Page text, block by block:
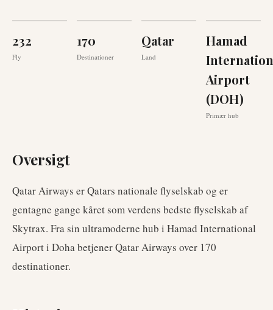
232
Fly
170
Destinationer
Qatar
Land
Hamad
Airport
(DOH)
Primær hub
Oversigt
Qatar Airways er Qatars nationale flyselskab og er
gentagne gange kåret som verdens bedste flyselskab af
Skytrax. Fra sin ultramoderne hub i Hamad International
Airport i Doha betjener Qatar Airways over 170
destinationer.